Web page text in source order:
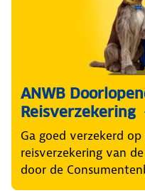
ANWB
Reisverzekering
Ga goed verzekerd
reisverzekering van
door de